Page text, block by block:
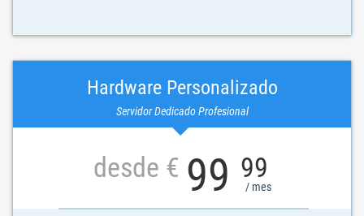
Hardware Personalizado
Servidor Dedicado Profesional
desde € 99 99
/ mes